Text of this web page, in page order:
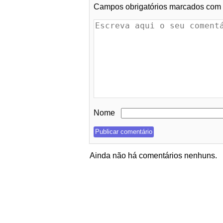
Campos obrigatórios marcados com
Nome
Ainda não há comentários nenhuns.